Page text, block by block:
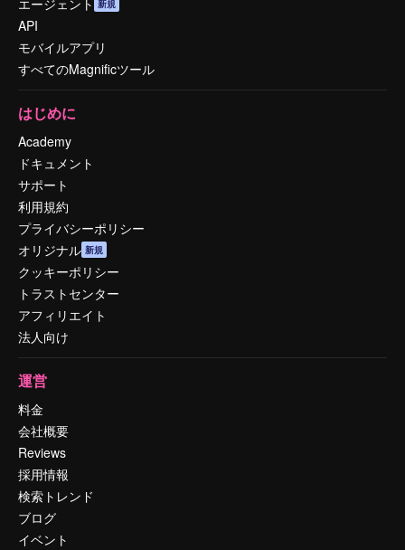
新規
API
モバイルアプリ
すべてのMagnificツール
はじめに
Academy
ドキュメント
サポート
利用規約
プライバシーポリシー
オリジナル 新規
クッキーポリシー
トラストセンター
アフィリエイト
法人向け
運営
料金
会社概要
Reviews
採用情報
検索トレンド
ブログ
イベント